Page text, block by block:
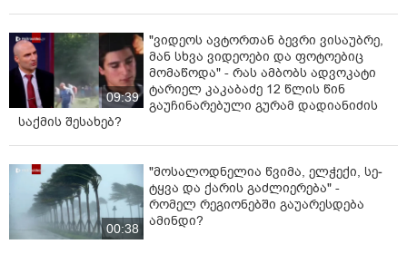
09:39
"ვიდეოს ავტორთან ბევრი ვისაუბრე,
მან სხვა ვიდეოები და ფოტოებიც
მომაწოდა" - რას ამბობს ადვოკატი
ტარიელ კაკაბაძე 12 წლის წინ
გაუჩინარებული გურამ დადიანიძის
საქმის შესახებ?
00:38
"მოსალოდნელია წვიმა, ელ­ჭე­ქი, სე­
ტყვა და ქა­რის გაძ­ლი­ე­რე­ბა" -
რომელ რეგიონებში გაუარესდება
ამინდი?